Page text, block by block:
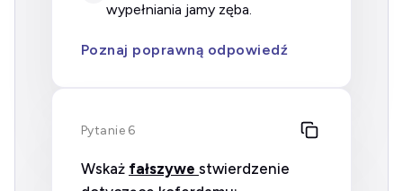
wypełniania jamy zęba.
Poznaj poprawną odpowiedź
Pytanie 6
Wskaż fałszywe stwierdzenie